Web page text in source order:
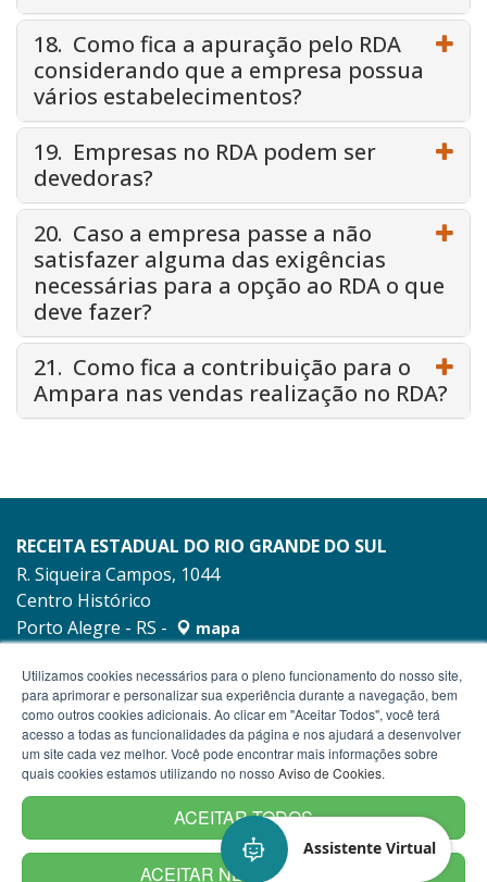
18. Como fica a apuração pelo RDA
considerando que a empresa possua
vários estabelecimentos?
19. Empresas no RDA podem ser
devedoras?
20. Caso a empresa passe a não
satisfazer alguma das exigências
necessárias para a opção ao RDA o que
deve fazer?
21. Como fica a contribuição para o
Ampara nas vendas realização no RDA?
RECEITA ESTADUAL DO RIO GRANDE DO SUL
R. Siqueira Campos, 1044
Centro Histórico
Porto Alegre - RS -
mapa
Assistente Virtual
Utilizamos cookies necessários para o pleno funcionamento do nosso site,
para aprimorar e personalizar sua experiência durante a navegação, bem
como outros cookies adicionais. Ao clicar em "Aceitar Todos", você terá
acesso a todas as funcionalidades da página e nos ajudará a desenvolver
um site cada vez melhor. Você pode encontrar mais informações sobre
quais cookies estamos utilizando no nosso Aviso de Cookies.
ACEITAR TODOS
ACEITAR NECESSÁRIOS